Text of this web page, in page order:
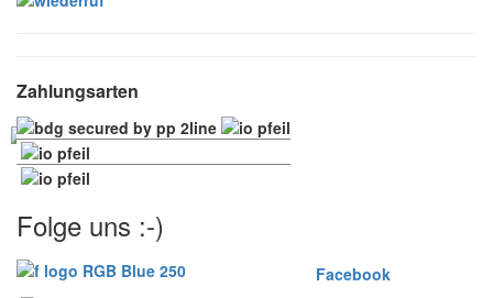
Zahlungsarten
Folge uns :-)
Facebook